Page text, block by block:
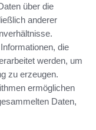
über die
anderer
die
werden, um
zu erzeugen.
ermöglichen
Daten,